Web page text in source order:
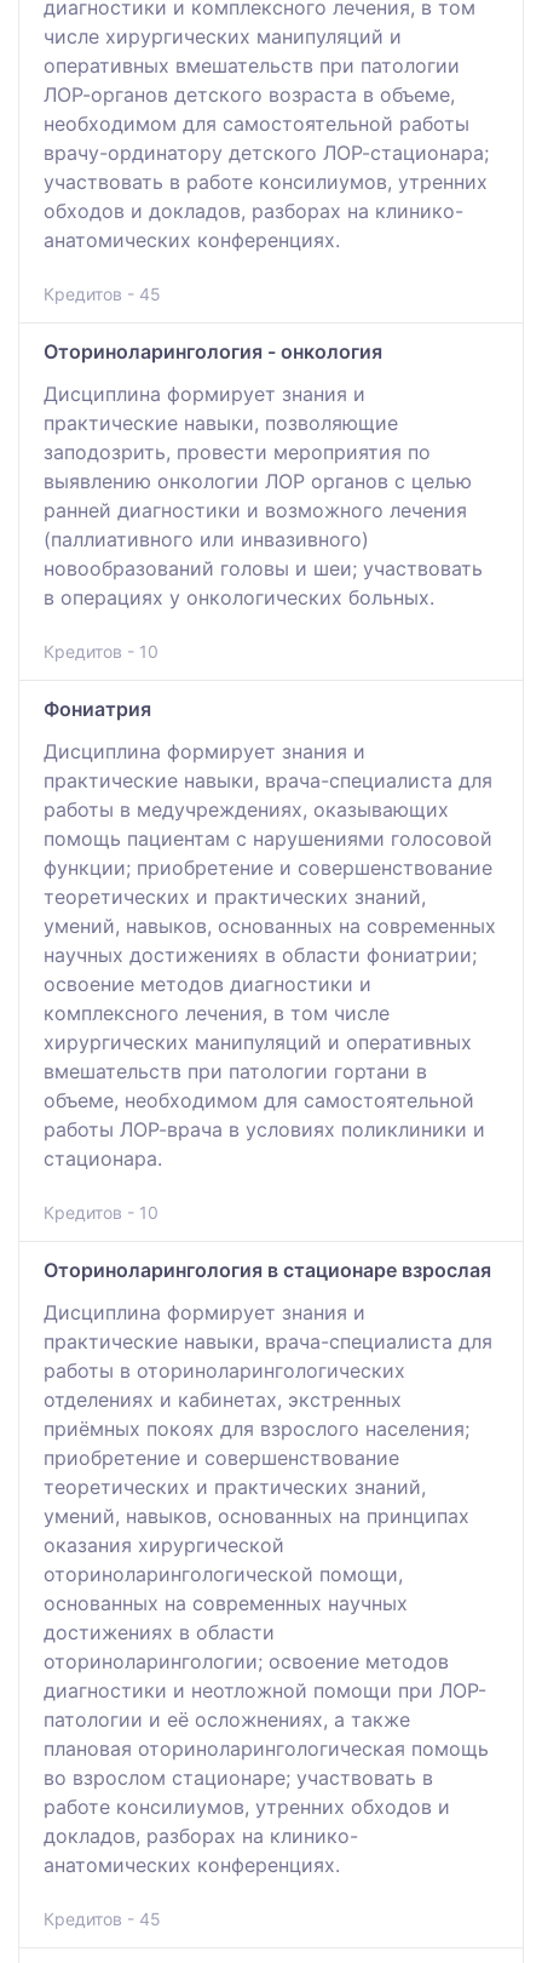
диагностики и комплексного лечения, в том
числе хирургических манипуляций и
оперативных вмешательств при патологии
ЛОР-органов детского возраста в объеме,
необходимом для самостоятельной работы
врачу-ординатору детского ЛОР-стационара;
участвовать в работе консилиумов, утренних
обходов и докладов, разборах на клинико-
анатомических конференциях.
Кредитов - 45
Оториноларингология - онкология
Дисциплина формирует знания и
практические навыки, позволяющие
заподозрить, провести мероприятия по
выявлению онкологии ЛОР органов с целью
ранней диагностики и возможного лечения
(паллиативного или инвазивного)
новообразований головы и шеи; участвовать
в операциях у онкологических больных.
Кредитов - 10
Фониатрия
Дисциплина формирует знания и
практические навыки, врача-специалиста для
работы в медучреждениях, оказывающих
помощь пациентам с нарушениями голосовой
функции; приобретение и совершенствование
теоретических и практических знаний,
умений, навыков, основанных на современных
научных достижениях в области фониатрии;
освоение методов диагностики и
комплексного лечения, в том числе
хирургических манипуляций и оперативных
вмешательств при патологии гортани в
объеме, необходимом для самостоятельной
работы ЛОР-врача в условиях поликлиники и
стационара.
Кредитов - 10
Оториноларингология в стационаре взрослая
Дисциплина формирует знания и
практические навыки, врача-специалиста для
работы в оториноларингологических
отделениях и кабинетах, экстренных
приёмных покоях для взрослого населения;
приобретение и совершенствование
теоретических и практических знаний,
умений, навыков, основанных на принципах
оказания хирургической
оториноларингологической помощи,
основанных на современных научных
достижениях в области
оториноларингологии; освоение методов
диагностики и неотложной помощи при ЛОР-
патологии и её осложнениях, а также
плановая оториноларингологическая помощь
во взрослом стационаре; участвовать в
работе консилиумов, утренних обходов и
докладов, разборах на клинико-
анатомических конференциях.
Кредитов - 45